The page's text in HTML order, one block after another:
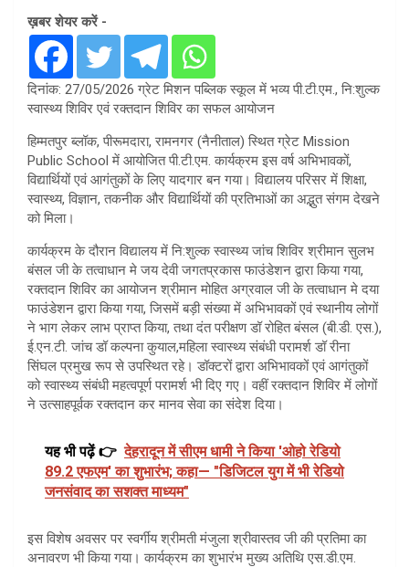
ख़बर शेयर करें -
दिनांक: 27/05/2026 ग्रेट मिशन पब्लिक स्कूल में भव्य पी.टी.एम., नि:शुल्क
स्वास्थ्य शिविर एवं रक्तदान शिविर का सफल आयोजन
हिम्मतपुर ब्लॉक, पीरूमदारा, रामनगर (नैनीताल) स्थित ग्रेट Mission
Public School में आयोजित पी.टी.एम. कार्यक्रम इस वर्ष अभिभावकों,
विद्यार्थियों एवं आगंतुकों के लिए यादगार बन गया। विद्यालय परिसर में शिक्षा,
स्वास्थ्य, विज्ञान, तकनीक और विद्यार्थियों की प्रतिभाओं का अद्भुत संगम देखने
को मिला।
कार्यक्रम के दौरान विद्यालय में नि:शुल्क स्वास्थ्य जांच शिविर श्रीमान सुलभ
बंसल जी के तत्वाधान मे जय देवी जगतप्रकास फाउंडेशन द्वारा किया गया,
रक्तदान शिविर का आयोजन श्रीमान मोहित अग्रवाल जी के तत्वाधान मे दया
फाउंडेशन द्वारा किया गया, जिसमें बड़ी संख्या में अभिभावकों एवं स्थानीय लोगों
ने भाग लेकर लाभ प्राप्त किया, तथा दंत परीक्षण डॉ रोहित बंसल (बी.डी. एस.),
ई.एन.टी. जांच डॉ कल्पना कुयाल,महिला स्वास्थ्य संबंधी परामर्श डॉ रीना
सिंघल प्रमुख रूप से उपस्थित रहे। डॉक्टरों द्वारा अभिभावकों एवं आगंतुकों
को स्वास्थ्य संबंधी महत्वपूर्ण परामर्श भी दिए गए। वहीं रक्तदान शिविर में लोगों
ने उत्साहपूर्वक रक्तदान कर मानव सेवा का संदेश दिया।
यह भी पढ़ें 👉 देहरादून में सीएम धामी ने किया 'ओहो रेडियो
89.2 एफएम' का शुभारंभ; कहा— "डिजिटल युग में भी रेडियो
जनसंवाद का सशक्त माध्यम"
इस विशेष अवसर पर स्वर्गीय श्रीमती मंजुला श्रीवास्तव जी की प्रतिमा का
अनावरण भी किया गया। कार्यक्रम का शुभारंभ मुख्य अतिथि एस.डी.एम.